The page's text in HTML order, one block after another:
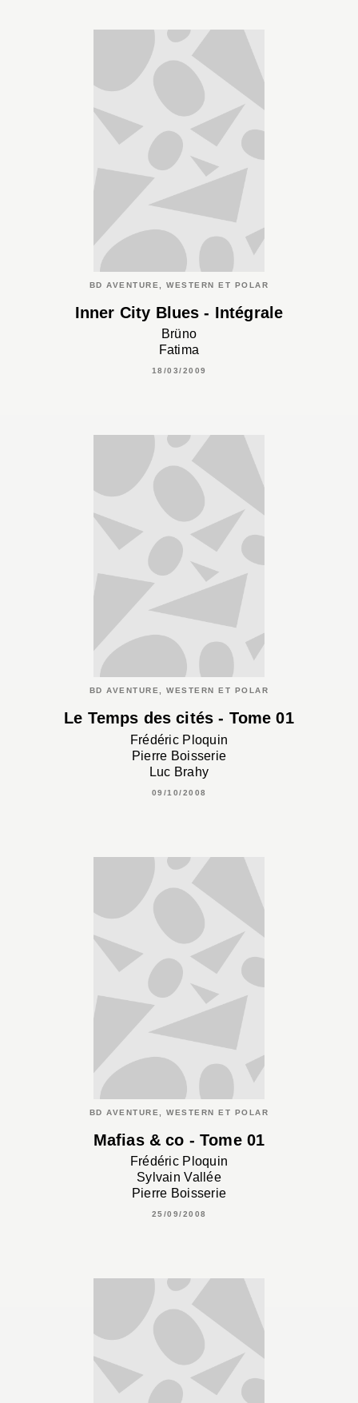
BD AVENTURE, WESTERN ET POLAR
Inner City Blues - Intégrale
Brüno
Fatima
18/03/2009
BD AVENTURE, WESTERN ET POLAR
Le Temps des cités - Tome 01
Frédéric Ploquin
Pierre Boisserie
Luc Brahy
09/10/2008
BD AVENTURE, WESTERN ET POLAR
Mafias & co - Tome 01
Frédéric Ploquin
Sylvain Vallée
Pierre Boisserie
25/09/2008